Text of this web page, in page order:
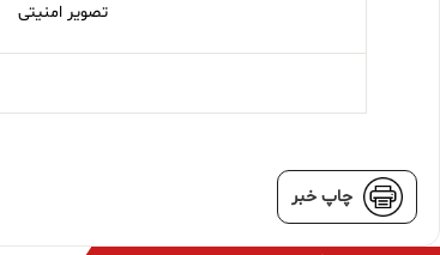
تصویر امنیتی
چاپ خبر